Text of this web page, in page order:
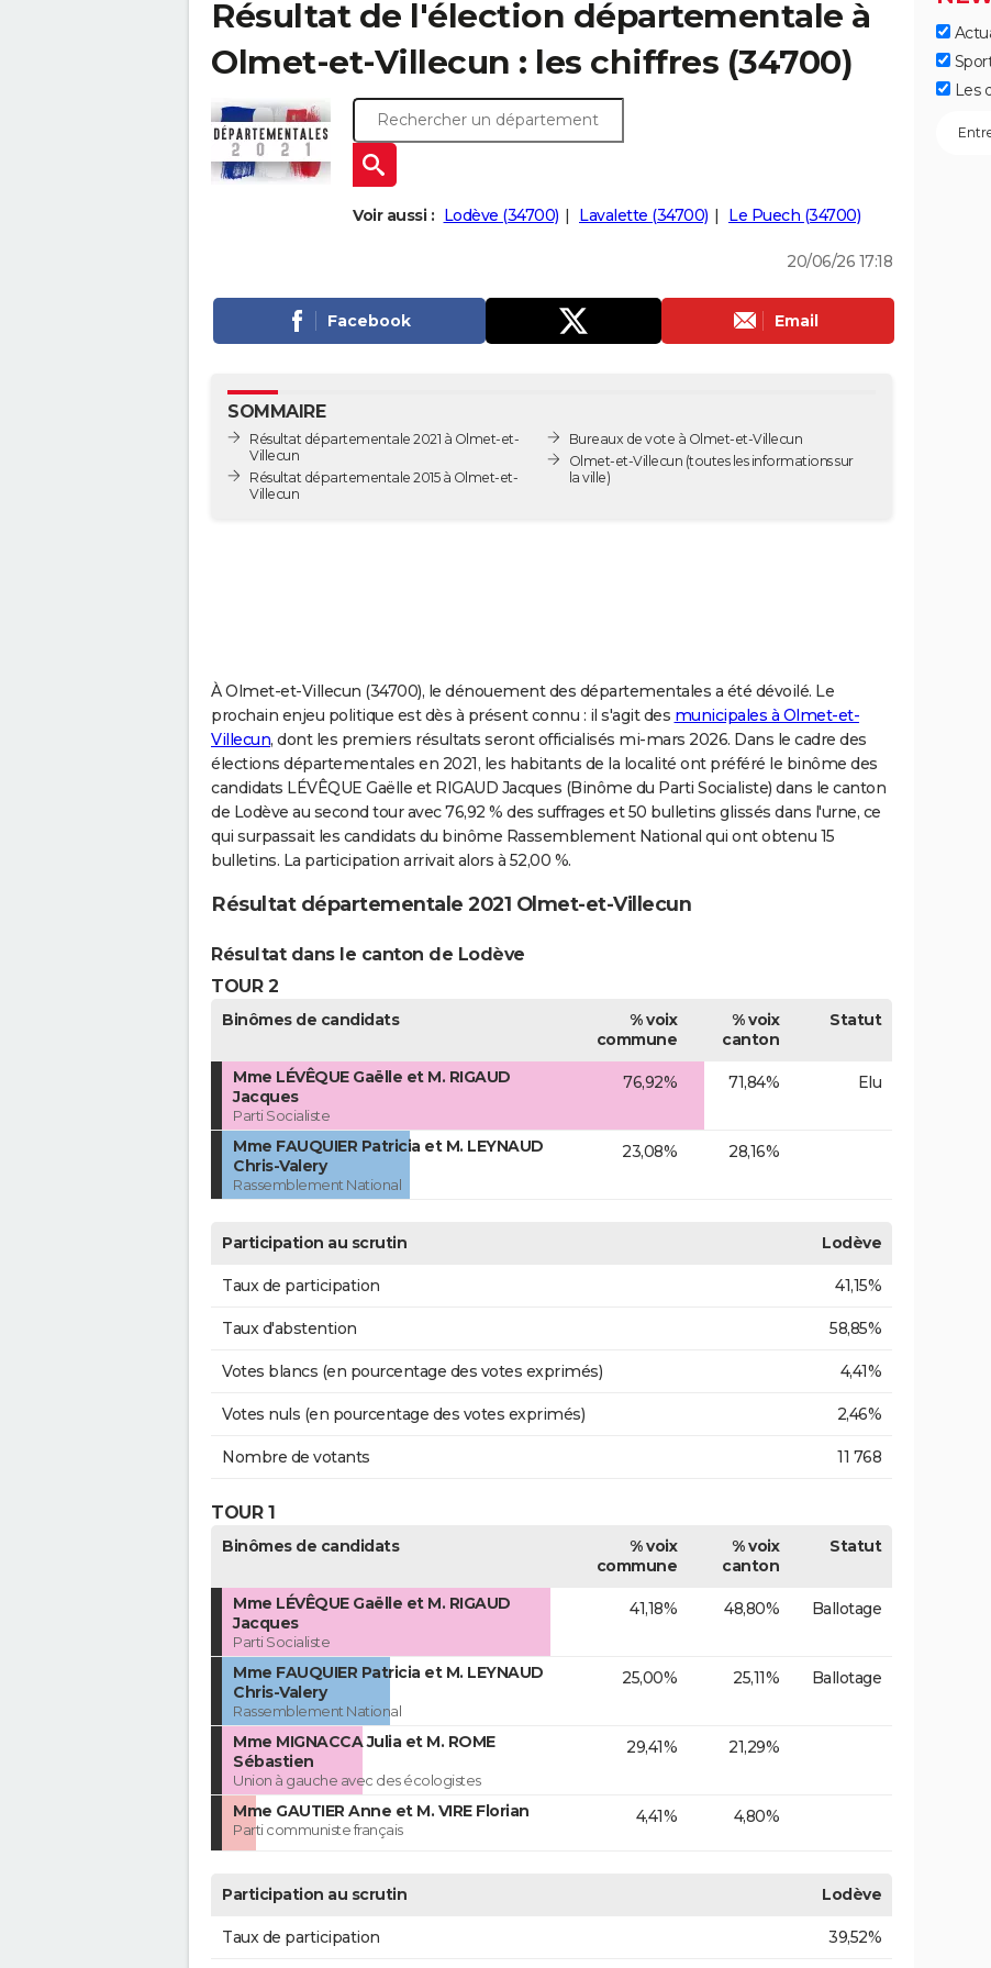
Résultat de l'élection départementale à
Olmet-et-Villecun : les chiffres (34700)
Voir aussi : Lodève (34700) Lavalette (34700) Le Puech (34700)
20/06/26 17:18
Facebook Email
SOMMAIRE
Résultat départementale 2021 à Olmet-et-
Villecun
Résultat départementale 2015 à Olmet-et-
Villecun
Bureaux de vote à Olmet-et-Villecun
Olmet-et-Villecun (toutes les informations sur
la ville)
À Olmet-et-Villecun (34700), le dénouement des départementales a été dévoilé. Le
prochain enjeu politique est dès à présent connu : il s'agit des municipales à Olmet-et-
Villecun, dont les premiers résultats seront officialisés mi-mars 2026. Dans le cadre des
élections départementales en 2021, les habitants de la localité ont préféré le binôme des
candidats LÉVÊQUE Gaëlle et RIGAUD Jacques (Binôme du Parti Socialiste) dans le canton
de Lodève au second tour avec 76,92 % des suffrages et 50 bulletins glissés dans l'urne, ce
qui surpassait les candidats du binôme Rassemblement National qui ont obtenu 15
bulletins. La participation arrivait alors à 52,00 %.
Résultat départementale 2021 Olmet-et-Villecun
Résultat dans le canton de Lodève
TOUR 2
Binômes de candidats
% voix
commune
% voix
canton
Statut
Mme LÉVÊQUE Gaëlle et M. RIGAUD
Jacques
Parti Socialiste
76,92% 71,84% Elu
Mme FAUQUIER Patricia et M. LEYNAUD
Chris-Valery
Rassemblement National
23,08% 28,16%
Participation au scrutin Lodève
Taux de participation 41,15%
Taux d'abstention 58,85%
Votes blancs (en pourcentage des votes exprimés) 4,41%
Votes nuls (en pourcentage des votes exprimés) 2,46%
Nombre de votants 11 768
TOUR 1
Binômes de candidats
% voix
commune
% voix
canton
Statut
Mme LÉVÊQUE Gaëlle et M. RIGAUD
Jacques
Parti Socialiste
41,18% 48,80% Ballotage
Mme FAUQUIER Patricia et M. LEYNAUD
Chris-Valery
Rassemblement National
25,00% 25,11% Ballotage
Mme MIGNACCA Julia et M. ROME
Sébastien
Union à gauche avec des écologistes
29,41% 21,29%
Mme GAUTIER Anne et M. VIRE Florian
Parti communiste français
4,41% 4,80%
Participation au scrutin Lodève
Taux de participation 39,52%
Les